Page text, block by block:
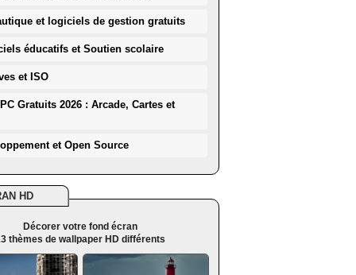
et logiciels de gestion gratuits
éducatifs et Soutien scolaire
et ISO
Gratuits 2026 : Arcade, Cartes et
et Open Source
HD
Décorer votre fond écran
thèmes de wallpaper HD différents